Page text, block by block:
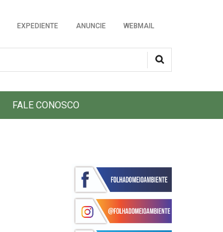
EXPEDIENTE ANUNCIE WEBMAIL
FALE CONOSCO